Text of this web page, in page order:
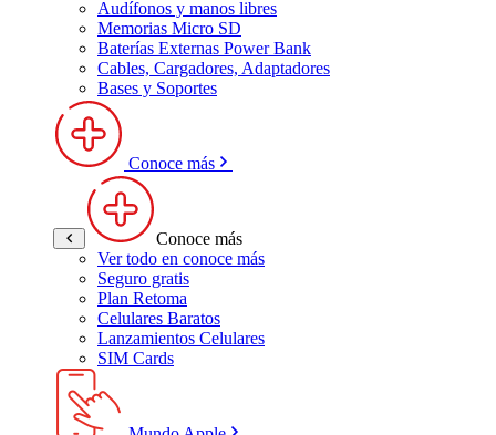
Audífonos y manos libres
Memorias Micro SD
Baterías Externas Power Bank
Cables, Cargadores, Adaptadores
Bases y Soportes
Conoce más
Conoce más
Ver todo en conoce más
Seguro gratis
Plan Retoma
Celulares Baratos
Lanzamientos Celulares
SIM Cards